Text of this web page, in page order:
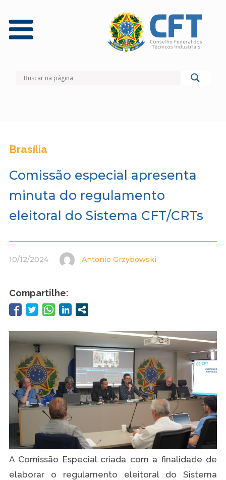
Brasília
Comissão especial apresenta
minuta do regulamento
eleitoral do Sistema CFT/CRTs
10/12/2024 Antonio Grzybowski
Compartilhe:
A Comissão Especial criada com a finalidade de
elaborar o regulamento eleitoral do Sistema